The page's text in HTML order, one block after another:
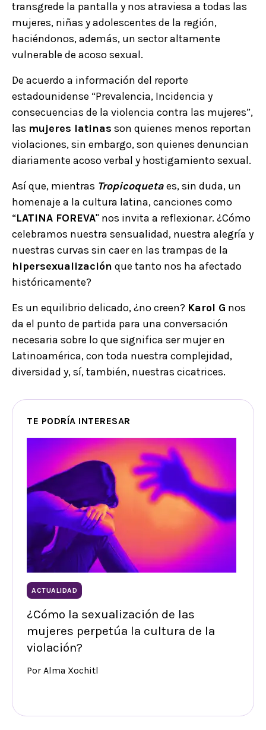
transgrede la pantalla y nos atraviesa a todas las
mujeres, niñas y adolescentes de la región,
haciéndonos, además, un sector altamente
vulnerable de acoso sexual.
De acuerdo a información del reporte
estadounidense “Prevalencia, Incidencia y
consecuencias de la violencia contra las mujeres”,
las mujeres latinas son quienes menos reportan
violaciones, sin embargo, son quienes denuncian
diariamente acoso verbal y hostigamiento sexual.
Así que, mientras Tropicoquetaes, sin duda, un
homenaje a la cultura latina, canciones como
“LATINA FOREVA" nos invita a reflexionar. ¿Cómo
celebramos nuestra sensualidad, nuestra alegría y
nuestras curvas sin caer en las trampas de la
hipersexualización que tanto nos ha afectado
históricamente?
Es un equilibrio delicado, ¿no creen? Karol G nos
da el punto de partida para una conversación
necesaria sobre lo que significa ser mujer en
Latinoamérica, con toda nuestra complejidad,
diversidad y, sí, también, nuestras cicatrices.
TE PODRÍA INTERESAR
ACTUALIDAD
¿Cómo la sexualización de las
mujeres perpetúa la cultura de la
violación?
Por Alma Xochitl